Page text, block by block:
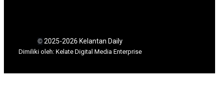
©2025-2026 Kelantan Daily
Dimiliki oleh: Kelate Digital Media Enterprise